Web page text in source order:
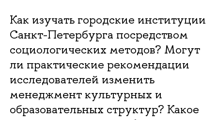
Как изучать городские институции
Санкт-Петербурга посредством
социологических методов? Могут
ли практические рекомендации
исследователей изменить
менеджмент культурных и
образовательных структур? Какое